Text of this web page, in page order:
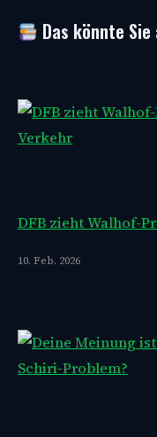
Das könnte
DFB zieht Walhof-
10. Feb. 2026